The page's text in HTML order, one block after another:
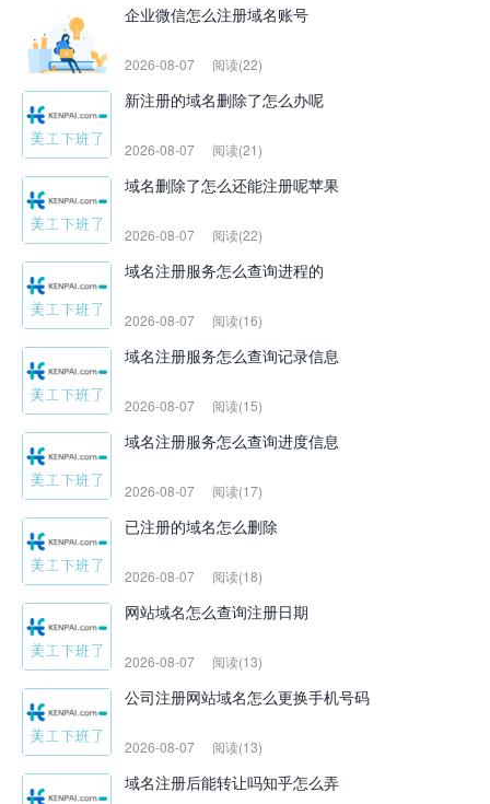
企业微信怎么注册域名账号
2026-08-07 阅读(22)
新注册的域名删除了怎么办呢
2026-08-07 阅读(21)
域名删除了怎么还能注册呢苹果
2026-08-07 阅读(22)
域名注册服务怎么查询进程的
2026-08-07 阅读(16)
域名注册服务怎么查询记录信息
2026-08-07 阅读(15)
域名注册服务怎么查询进度信息
2026-08-07 阅读(17)
已注册的域名怎么删除
2026-08-07 阅读(18)
网站域名怎么查询注册日期
2026-08-07 阅读(13)
公司注册网站域名怎么更换手机号码
2026-08-07 阅读(13)
域名注册后能转让吗知乎怎么弄